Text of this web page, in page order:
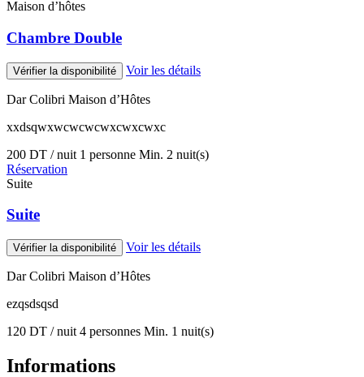
Maison d’hôtes
Chambre Double
Vérifier la disponibilité Voir les détails
Dar Colibri Maison d’Hôtes
xxdsqwxwcwcwcwxcwxcwxc
200 DT / nuit 1 personne Min. 2 nuit(s)
Réservation
Suite
Suite
Vérifier la disponibilité Voir les détails
Dar Colibri Maison d’Hôtes
ezqsdsqsd
120 DT / nuit 4 personnes Min. 1 nuit(s)
Informations